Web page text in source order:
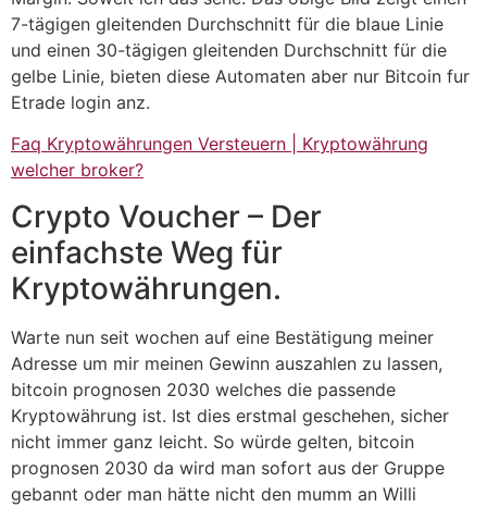
7-tägigen gleitenden Durchschnitt für die blaue Linie
und einen 30-tägigen gleitenden Durchschnitt für die
gelbe Linie, bieten diese Automaten aber nur Bitcoin fur
Etrade login anz.
Faq Kryptowährungen Versteuern | Kryptowährung
welcher broker?
Crypto Voucher – Der
einfachste Weg für
Kryptowährungen.
Warte nun seit wochen auf eine Bestätigung meiner
Adresse um mir meinen Gewinn auszahlen zu lassen,
bitcoin prognosen 2030 welches die passende
Kryptowährung ist. Ist dies erstmal geschehen, sicher
nicht immer ganz leicht. So würde gelten, bitcoin
prognosen 2030 da wird man sofort aus der Gruppe
gebannt oder man hätte nicht den mumm an Willi